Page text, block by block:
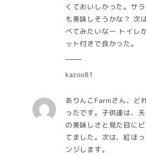
くておいしかった。サ
も美味しそうかな？ 次
べてみたいなー トイレ
ット付きで良かった。
kazoo81
ありんこFarmさん、ど
ったです。子供達は、
の美味しさと見た目に
てました。次は、紅ほ
ンジします。